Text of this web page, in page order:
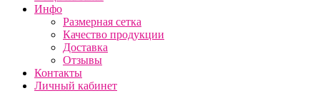
Инфо
Размерная сетка
Качество продукции
Доставка
Отзывы
Контакты
Личный кабинет